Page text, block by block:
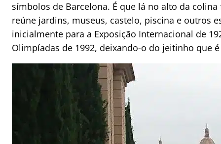
símbolos de Barcelona. É que lá no alto da
reúne jardins, museus, castelo, piscina e outros
inicialmente para a Exposição Internacional de
Olimpíadas de 1992, deixando-o do jeitinho que